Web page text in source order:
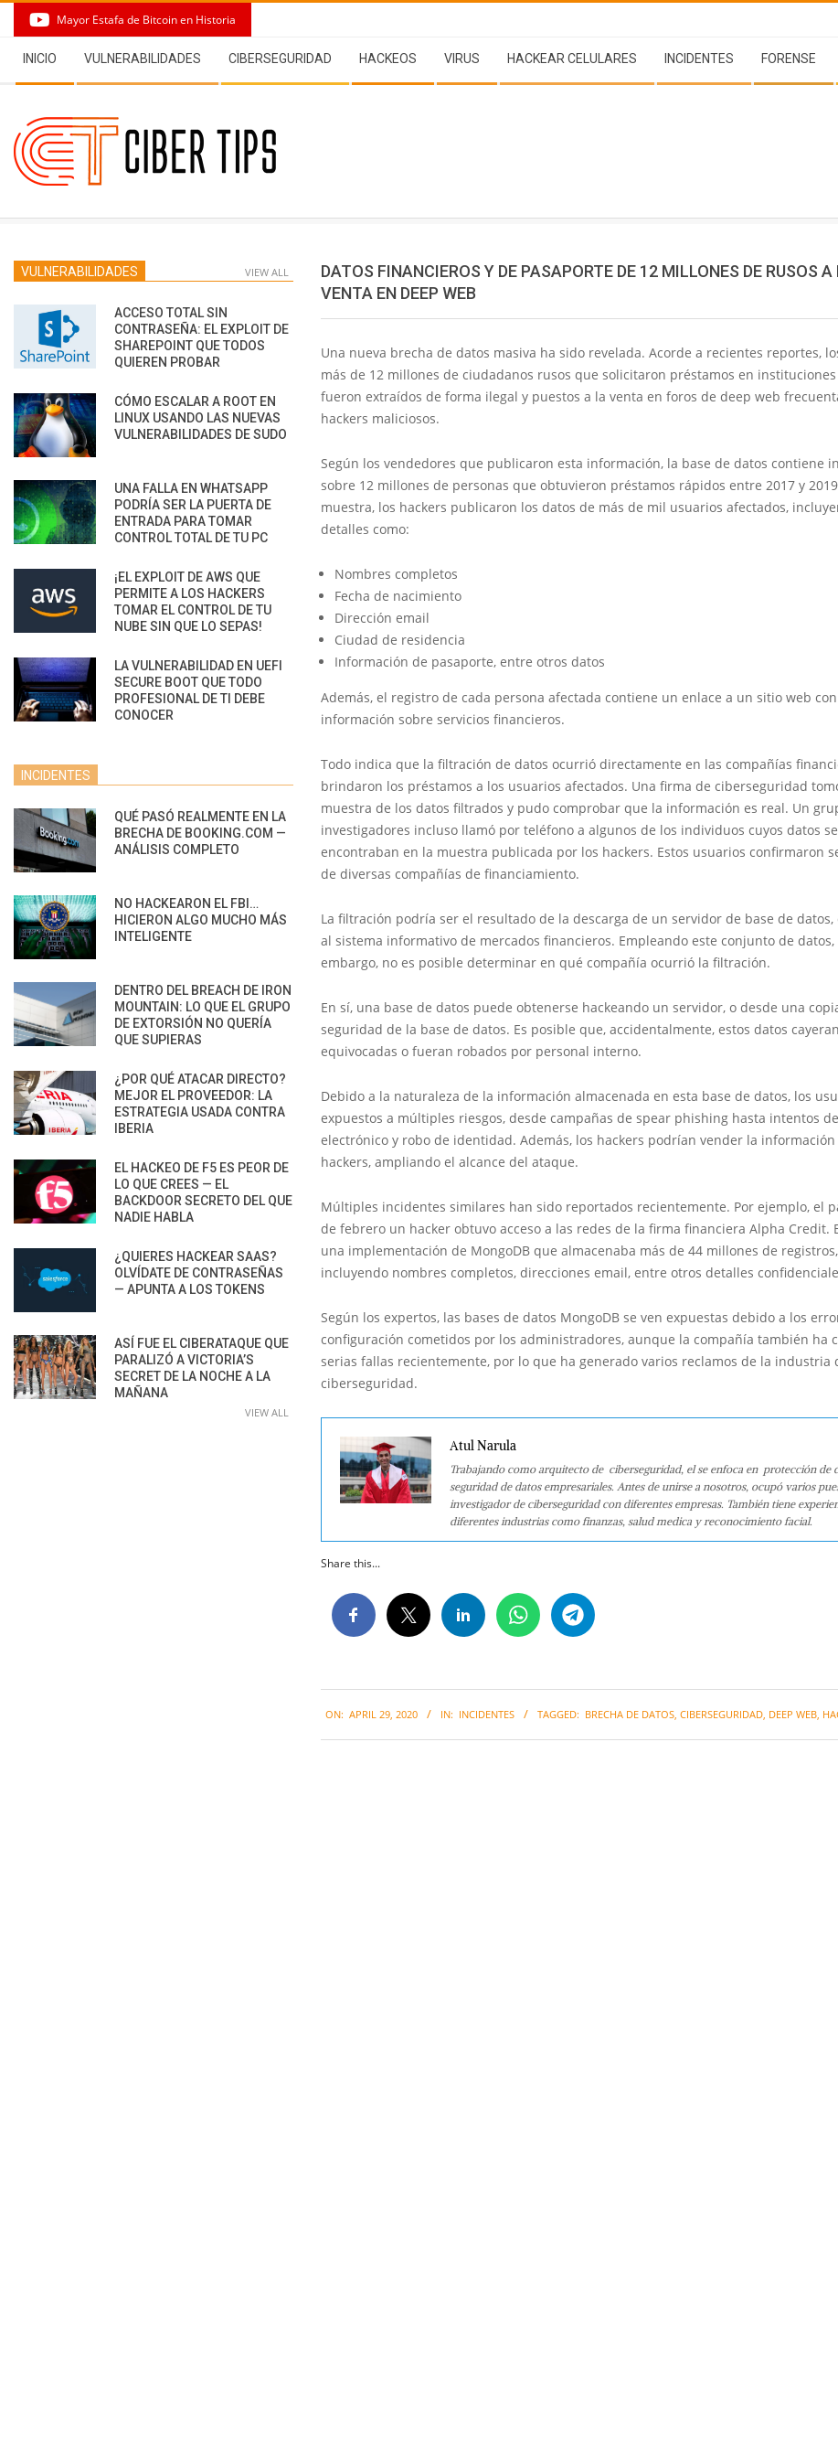
content
Mayor Estafa de Bitcoin en Historia
Navigation
Menu
INICIO VULNERABILIDADES CIBERSEGURIDAD HACKEOS VIRUS HACKEAR CELULARES INCIDENTES FORENSE
DATOS FINANCIEROS Y DE PASAPORTE DE 12 MILLONES DE RUSOS A
VENTA EN DEEP WEB
Una nueva brecha de datos masiva ha sido revelada. Acorde a recientes reportes,
más de 12 millones de ciudadanos rusos que solicitaron préstamos en
fueron extraídos de forma ilegal y puestos a la venta en foros de deep web
hackers maliciosos.
Según los vendedores que publicaron esta información, la base de datos contiene
sobre 12 millones de personas que obtuvieron préstamos rápidos entre 2017 y
muestra, los hackers publicaron los datos de más de mil usuarios afectados,
detalles como:
Nombres completos
Fecha de nacimiento
Dirección email
Ciudad de residencia
Información de pasaporte, entre otros datos
Además, el registro de cada persona afectada contiene un enlace a un sitio web con
información sobre servicios financieros.
Todo indica que la filtración de datos ocurrió directamente en las compañías
brindaron los préstamos a los usuarios afectados. Una firma de ciberseguridad
muestra de los datos filtrados y pudo comprobar que la información es real. Un
investigadores incluso llamó por teléfono a algunos de los individuos cuyos datos se
encontraban en la muestra publicada por los hackers. Estos usuarios confirmaron
de diversas compañías de financiamiento.
La filtración podría ser el resultado de la descarga de un servidor de base de datos,
al sistema informativo de mercados financieros. Empleando este conjunto de datos,
embargo, no es posible determinar en qué compañía ocurrió la filtración.
En sí, una base de datos puede obtenerse hackeando un servidor, o desde una
seguridad de la base de datos. Es posible que, accidentalmente, estos datos
equivocadas o fueran robados por personal interno.
Debido a la naturaleza de la información almacenada en esta base de datos, los
expuestos a múltiples riesgos, desde campañas de spear phishing hasta intentos
electrónico y robo de identidad. Además, los hackers podrían vender la información
hackers, ampliando el alcance del ataque.
Múltiples incidentes similares han sido reportados recientemente. Por ejemplo, el
de febrero un hacker obtuvo acceso a las redes de la firma financiera Alpha Credit.
una implementación de MongoDB que almacenaba más de 44 millones de registros,
incluyendo nombres completos, direcciones email, entre otros detalles
Según los expertos, las bases de datos MongoDB se ven expuestas debido a los
configuración cometidos por los administradores, aunque la compañía también ha
serias fallas recientemente, por lo que ha generado varios reclamos de la industria
ciberseguridad.
Atul Narula
Trabajando como arquitecto de ciberseguridad, el se enfoca en protección de
seguridad de datos empresariales. Antes de unirse a nosotros, ocupó varios
investigador de ciberseguridad con diferentes empresas. También tiene
diferentes industrias como finanzas, salud medica y reconocimiento facial.
Share this...
04-
29
ON: APRIL 29, 2020 IN: INCIDENTES TAGGED: BRECHA DE DATOS, CIBERSEGURIDAD, DEEP WEB,
VULNERABILIDADES VIEW ALL
ACCESO TOTAL SIN
CONTRASEÑA: EL EXPLOIT DE
SHAREPOINT QUE TODOS
QUIEREN PROBAR
CÓMO ESCALAR A ROOT EN
LINUX USANDO LAS NUEVAS
VULNERABILIDADES DE SUDO
UNA FALLA EN WHATSAPP
PODRÍA SER LA PUERTA DE
ENTRADA PARA TOMAR
CONTROL TOTAL DE TU PC
¡EL EXPLOIT DE AWS QUE
PERMITE A LOS HACKERS
TOMAR EL CONTROL DE TU
NUBE SIN QUE LO SEPAS!
LA VULNERABILIDAD EN UEFI
SECURE BOOT QUE TODO
PROFESIONAL DE TI DEBE
CONOCER
INCIDENTES
QUÉ PASÓ REALMENTE EN LA
BRECHA DE BOOKING.COM —
ANÁLISIS COMPLETO
NO HACKEARON EL FBI…
HICIERON ALGO MUCHO MÁS
INTELIGENTE
DENTRO DEL BREACH DE IRON
MOUNTAIN: LO QUE EL GRUPO
DE EXTORSIÓN NO QUERÍA
QUE SUPIERAS
¿POR QUÉ ATACAR DIRECTO?
MEJOR EL PROVEEDOR: LA
ESTRATEGIA USADA CONTRA
IBERIA
EL HACKEO DE F5 ES PEOR DE
LO QUE CREES — EL
BACKDOOR SECRETO DEL QUE
NADIE HABLA
¿QUIERES HACKEAR SAAS?
OLVÍDATE DE CONTRASEÑAS
— APUNTA A LOS TOKENS
ASÍ FUE EL CIBERATAQUE QUE
PARALIZÓ A VICTORIA’S
SECRET DE LA NOCHE A LA
MAÑANA
VIEW ALL